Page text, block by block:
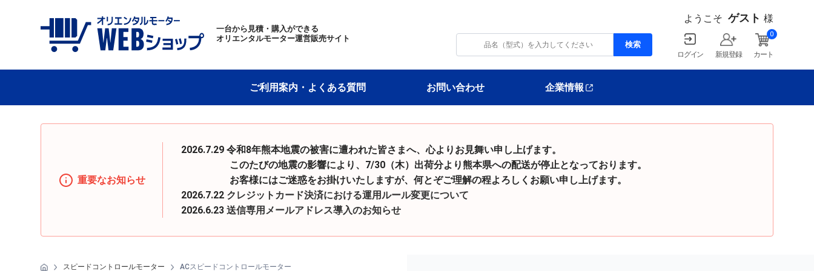
一台から見積・購入ができる
オリエンタルモーター運営販売サイト
ようこそ ゲスト 様
ログイン 新規登録 カート
0
ご利用案内・よくある質問 お問い合わせ 企業情報
重要なお知らせ
2026.7.29 令和8年熊本地震の被害に遭われた皆さまへ、心よりお見舞い申し上げます。
このたびの地震の影響により、7/30（木）出荷分より熊本県への配送が停止となっております。
お客様にはご迷惑をお掛けいたしますが、何とぞご理解の程よろしくお願い申し上げます。
2026.7.22 クレジットカード決済における運用ルール変更について
2026.6.23送信専用メールアドレス導入のお知らせ
スピードコントロールモーター ACスピードコントロールモーター